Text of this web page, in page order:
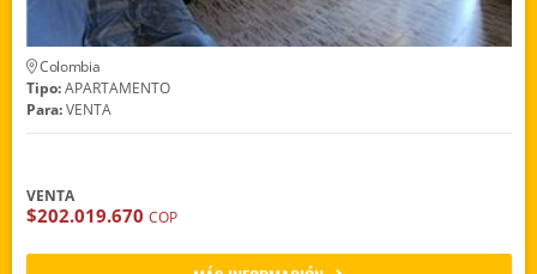
Colombia
Tipo:APARTAMENTO
Para:VENTA
VENTA
$202.019.670 COP